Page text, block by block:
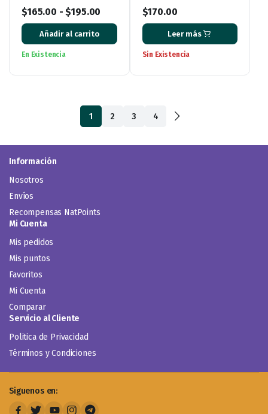
$165.00 -$195.00
Añadir al carrito
En Existencia
$170.00
Leer más
Sin Existencia
1 2 3 4
Información
Nosotros
Envíos
Recompensas NatPoints
Mi Cuenta
Mis pedidos
Mis puntos
Favoritos
Mi Cuenta
Comparar
Servicio al Cliente
Politica de Privacidad
Términos y Condiciones
Siguenos en: